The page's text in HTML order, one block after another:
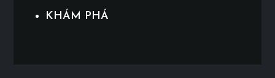
KHÁM PHÁ